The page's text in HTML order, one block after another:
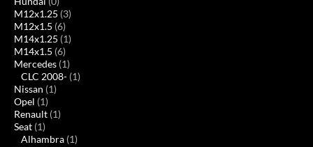
M12x1.25 (3)
M12x1.5 (6)
M14x1.25 (1)
M14x1.5 (6)
Mercedes (1)
CLC 2008- (1)
Nissan (1)
Opel (1)
Renault (1)
Seat (1)
Alhambra (1)